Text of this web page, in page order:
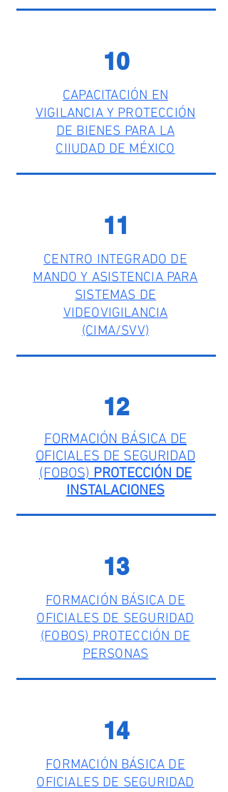
10
CAPACITACIÓN EN
VIGILANCIA Y PROTECCIÓN
DE BIENES PARA LA
CIIUDAD DE MÉXICO
11
CENTRO INTEGRADO DE
MANDO Y ASISTENCIA PARA
SISTEMAS DE
VIDEOVIGILANCIA
(CIMA/SVV)
12
FORMACIÓN BÁSICA DE
OFICIALES DE SEGURIDAD
(FOBOS)PROTECCIÓN DE
INSTALACIONES
13
FORMACIÓN BÁSICA DE
OFICIALES DE SEGURIDAD
(FOBOS) PROTECCIÓN DE
PERSONAS
14
FORMACIÓN BÁSICA DE
OFICIALES DE SEGURIDAD